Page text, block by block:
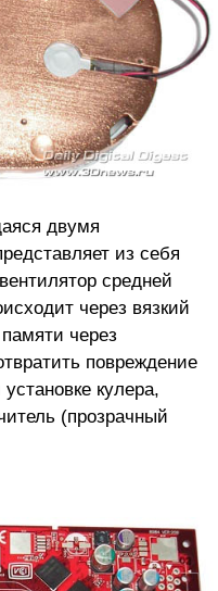
двумя
из себя
средней
через вязкий
через
повреждение
кулера,
(прозрачный